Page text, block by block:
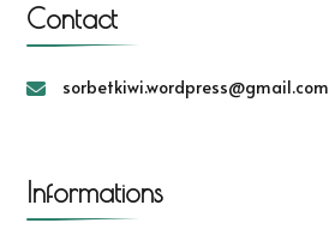
Contact
sorbetkiwi.wordpress@gmail.com
Informations